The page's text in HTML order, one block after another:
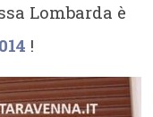
Lombarda è
!